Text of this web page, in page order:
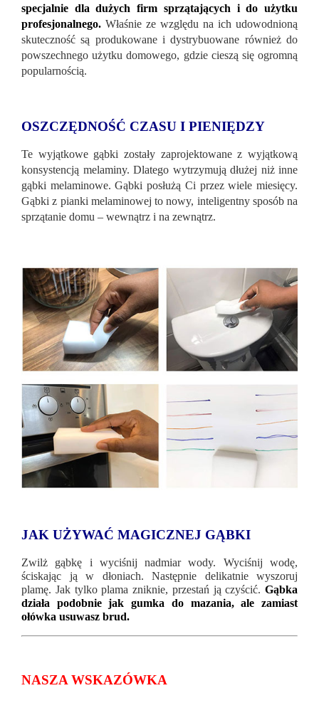
specjalnie dla dużych firm sprzątających i do użytku
profesjonalnego. Właśnie ze względu na ich udowodnioną
skuteczność są produkowane i dystrybuowane również do
powszechnego użytku domowego, gdzie cieszą się ogromną
popularnością.
OSZCZĘDNOŚĆ CZASU I PIENIĘDZY
Te wyjątkowe gąbki zostały zaprojektowane z wyjątkową
konsystencją melaminy. Dlatego wytrzymują dłużej niż inne
gąbki melaminowe. Gąbki posłużą Ci przez wiele miesięcy.
Gąbki z pianki melaminowej to nowy, inteligentny sposób na
sprzątanie domu – wewnątrz i na zewnątrz.
JAK UŻYWAĆ MAGICZNEJ GĄBKI
Zwilż gąbkę i wyciśnij nadmiar wody. Wyciśnij wodę,
ściskając ją w dłoniach. Następnie delikatnie wyszoruj
plamę. Jak tylko plama zniknie, przestań ją czyścić. Gąbka
działa podobnie jak gumka do mazania, ale zamiast
ołówka usuwasz brud.
NASZA WSKAZÓWKA